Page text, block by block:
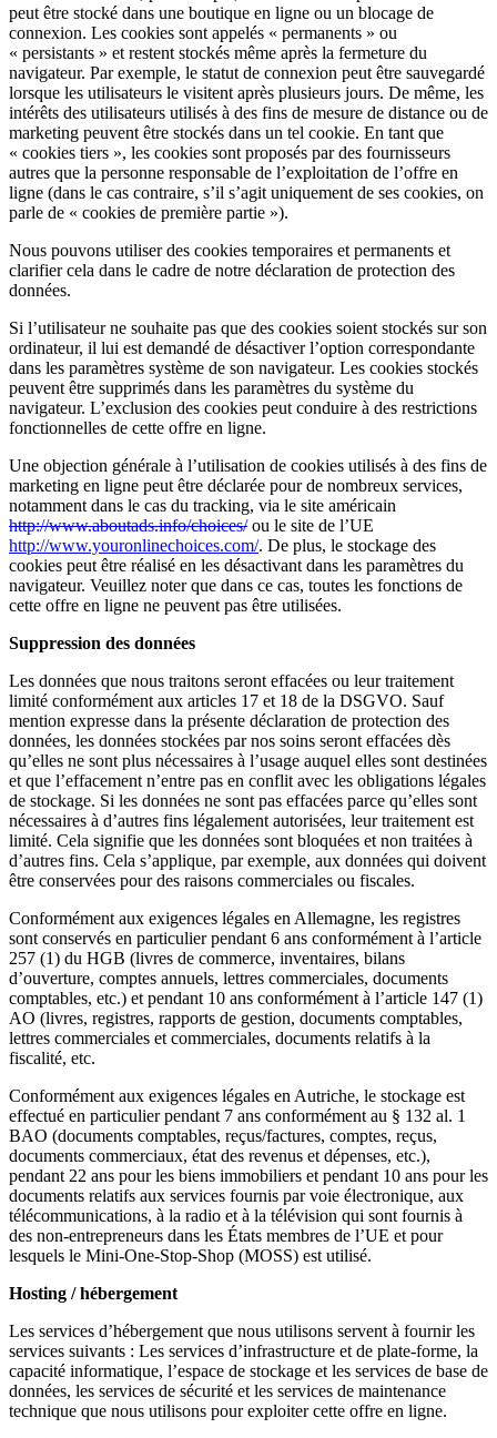
peut être stocké dans une boutique en ligne ou un blocage de
connexion. Les cookies sont appelés « permanents » ou
« persistants » et restent stockés même après la fermeture du
navigateur. Par exemple, le statut de connexion peut être sauvegardé
lorsque les utilisateurs le visitent après plusieurs jours. De même, les
intérêts des utilisateurs utilisés à des fins de mesure de distance ou de
marketing peuvent être stockés dans un tel cookie. En tant que
« cookies tiers », les cookies sont proposés par des fournisseurs
autres que la personne responsable de l’exploitation de l’offre en
ligne (dans le cas contraire, s’il s’agit uniquement de ses cookies, on
parle de « cookies de première partie »).
Nous pouvons utiliser des cookies temporaires et permanents et
clarifier cela dans le cadre de notre déclaration de protection des
données.
Si l’utilisateur ne souhaite pas que des cookies soient stockés sur son
ordinateur, il lui est demandé de désactiver l’option correspondante
dans les paramètres système de son navigateur. Les cookies stockés
peuvent être supprimés dans les paramètres du système du
navigateur. L’exclusion des cookies peut conduire à des restrictions
fonctionnelles de cette offre en ligne.
Une objection générale à l’utilisation de cookies utilisés à des fins de
marketing en ligne peut être déclarée pour de nombreux services,
notamment dans le cas du tracking, via le site américain
http://www.aboutads.info/choices/ou le site de l’UE
http://www.youronlinechoices.com/. De plus, le stockage des
cookies peut être réalisé en les désactivant dans les paramètres du
navigateur. Veuillez noter que dans ce cas, toutes les fonctions de
cette offre en ligne ne peuvent pas être utilisées.
Suppression des données
Les données que nous traitons seront effacées ou leur traitement
limité conformément aux articles 17 et 18 de la DSGVO. Sauf
mention expresse dans la présente déclaration de protection des
données, les données stockées par nos soins seront effacées dès
qu’elles ne sont plus nécessaires à l’usage auquel elles sont destinées
et que l’effacement n’entre pas en conflit avec les obligations légales
de stockage. Si les données ne sont pas effacées parce qu’elles sont
nécessaires à d’autres fins légalement autorisées, leur traitement est
limité. Cela signifie que les données sont bloquées et non traitées à
d’autres fins. Cela s’applique, par exemple, aux données qui doivent
être conservées pour des raisons commerciales ou fiscales.
Conformément aux exigences légales en Allemagne, les registres
sont conservés en particulier pendant 6 ans conformément à l’article
257 (1) du HGB (livres de commerce, inventaires, bilans
d’ouverture, comptes annuels, lettres commerciales, documents
comptables, etc.) et pendant 10 ans conformément à l’article 147 (1)
AO (livres, registres, rapports de gestion, documents comptables,
lettres commerciales et commerciales, documents relatifs à la
fiscalité, etc.
Conformément aux exigences légales en Autriche, le stockage est
effectué en particulier pendant 7 ans conformément au § 132 al. 1
BAO (documents comptables, reçus/factures, comptes, reçus,
documents commerciaux, état des revenus et dépenses, etc.),
pendant 22 ans pour les biens immobiliers et pendant 10 ans pour les
documents relatifs aux services fournis par voie électronique, aux
télécommunications, à la radio et à la télévision qui sont fournis à
des non-entrepreneurs dans les États membres de l’UE et pour
lesquels le Mini-One-Stop-Shop (MOSS) est utilisé.
Hosting / hébergement
Les services d’hébergement que nous utilisons servent à fournir les
services suivants : Les services d’infrastructure et de plate-forme, la
capacité informatique, l’espace de stockage et les services de base de
données, les services de sécurité et les services de maintenance
technique que nous utilisons pour exploiter cette offre en ligne.